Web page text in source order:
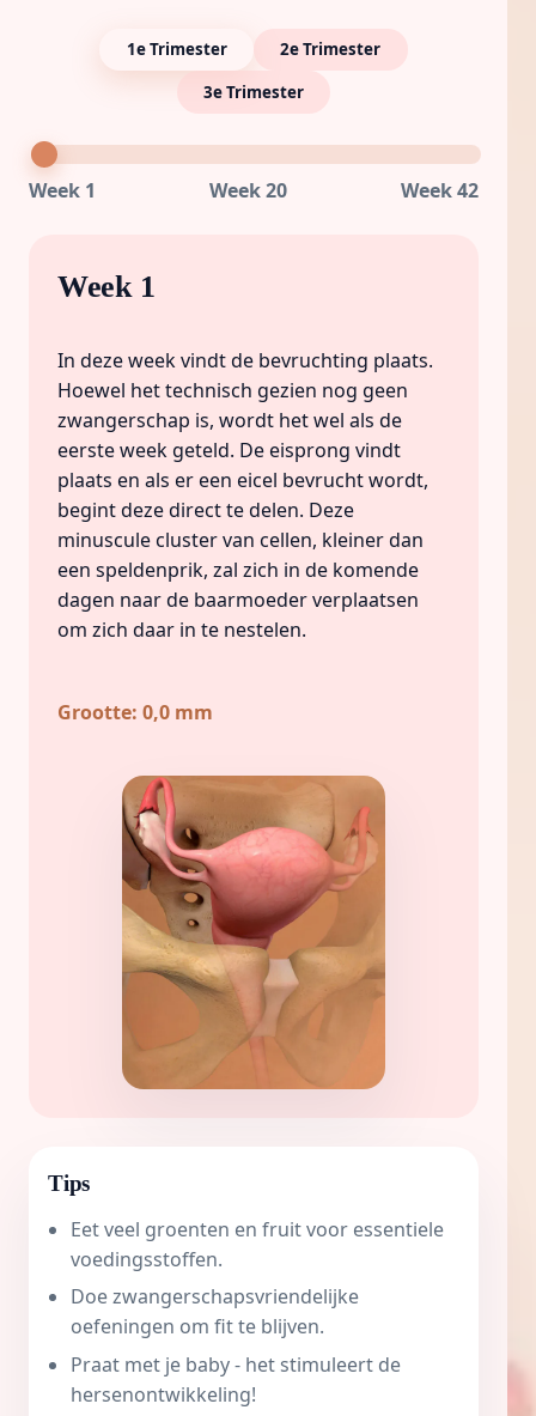
1e Trimester
2e Trimester
3e Trimester
Week 1 Week 20 Week 42
Week 1
In deze week vindt de bevruchting plaats.
Hoewel het technisch gezien nog geen
zwangerschap is, wordt het wel als de
eerste week geteld. De eisprong vindt
plaats en als er een eicel bevrucht wordt,
begint deze direct te delen. Deze
minuscule cluster van cellen, kleiner dan
een speldenprik, zal zich in de komende
dagen naar de baarmoeder verplaatsen
om zich daar in te nestelen.
Grootte: 0,0 mm
Tips
Eet veel groenten en fruit voor essentiele
voedingsstoffen.
Doe zwangerschapsvriendelijke
oefeningen om fit te blijven.
Praat met je baby - het stimuleert de
hersenontwikkeling!